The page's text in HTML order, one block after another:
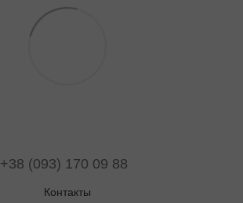
+38 (093) 170 09 88
Контакты